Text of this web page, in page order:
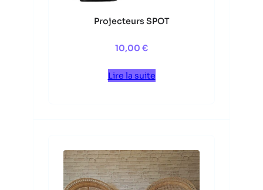
Projecteurs SPOT
10,00 €
Lire la suite